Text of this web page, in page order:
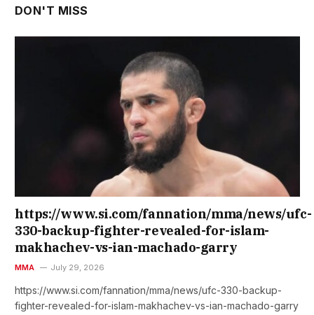
DON'T MISS
https://www.si.com/fannation/mma/news/ufc-
330-backup-fighter-revealed-for-islam-
makhachev-vs-ian-machado-garry
MMA July 29, 2026
https://www.si.com/fannation/mma/news/ufc-330-backup-
fighter-revealed-for-islam-makhachev-vs-ian-machado-garry